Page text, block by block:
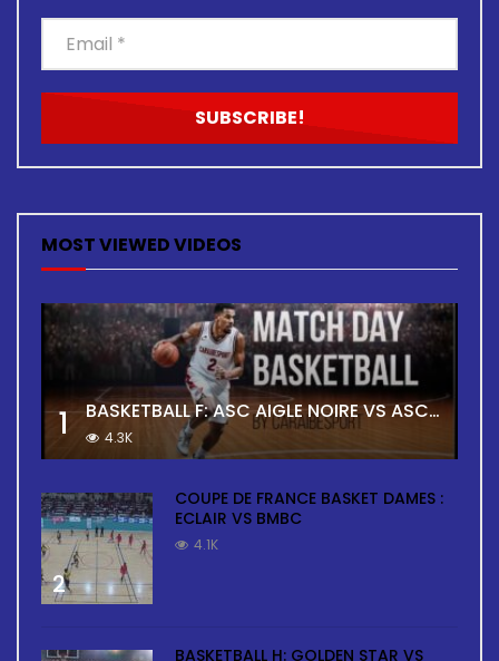
MOST VIEWED VIDEOS
1 BASKETBALL F: ASC AIGLE NOIRE VS ASC TOUR
4.3K
2
COUPE DE FRANCE BASKET DAMES :
ECLAIR VS BMBC
4.1K
BASKETBALL H: GOLDEN STAR VS